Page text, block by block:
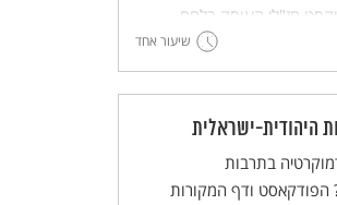
חז"לי העוסק בלחם
ויְפתחו את היכולת לעסוק
יעשירו התלמידים את הבנתם
שיעור אחד
היהודית-ישראלית
בתרבות
הפודקאסט ודף המקורות